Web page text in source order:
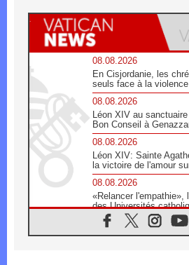
08.08.2026
En Cisjordanie, les
seuls face à la
08.08.2026
Léon XIV au
Bon Conseil à
08.08.2026
Léon XIV: Sainte
la victoire de l'amour
08.08.2026
«Relancer l'empathie»,
des Universités
08.08.2026
Signis 2026, donner la